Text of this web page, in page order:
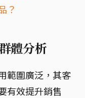
？
體分析
範圍廣泛，其客
有效提升銷售